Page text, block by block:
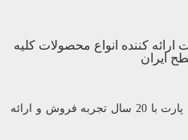
ارائه کننده انواع محصولات کلیه
ایران
با یک بار خرید مشتری دائمی ما شوید. فروشگاه سئول پارت با 20 سال تجربه فروش و ارائه